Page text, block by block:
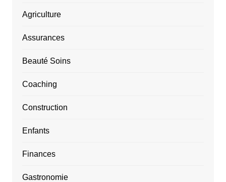
Agriculture
Assurances
Beauté Soins
Coaching
Construction
Enfants
Finances
Gastronomie